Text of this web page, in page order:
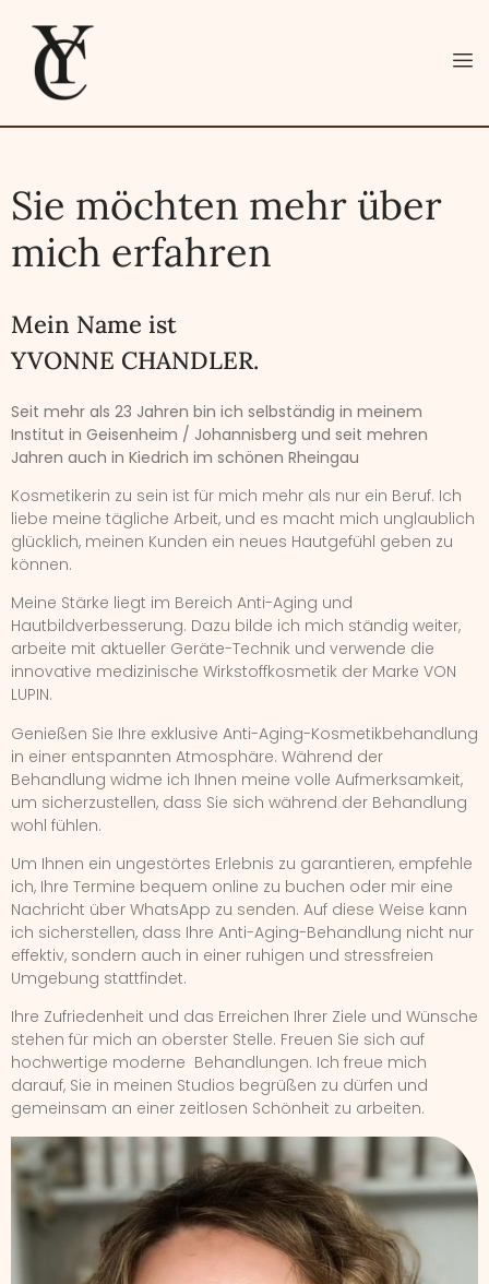
Sie möchten mehr über
mich erfahren
Mein Name ist
YVONNE CHANDLER.
Seit mehr als 23 Jahren bin ich selbständig in meinem
Institut in Geisenheim / Johannisberg und seit mehren
Jahren auch in Kiedrich im schönen Rheingau
Kosmetikerin zu sein ist für mich mehr als nur ein Beruf. Ich
liebe meine tägliche Arbeit, und es macht mich unglaublich
glücklich, meinen Kunden ein neues Hautgefühl geben zu
können.
Meine Stärke liegt im Bereich Anti-Aging und
Hautbildverbesserung. Dazu bilde ich mich ständig weiter,
arbeite mit aktueller Geräte-Technik und verwende die
innovative medizinische Wirkstoffkosmetik der Marke VON
LUPIN.
Genießen Sie Ihre exklusive Anti-Aging-Kosmetikbehandlung
in einer entspannten Atmosphäre. Während der
Behandlung widme ich Ihnen meine volle Aufmerksamkeit,
um sicherzustellen, dass Sie sich während der Behandlung
wohl fühlen.
Um Ihnen ein ungestörtes Erlebnis zu garantieren, empfehle
ich, Ihre Termine bequem online zu buchen oder mir eine
Nachricht über WhatsApp zu senden. Auf diese Weise kann
ich sicherstellen, dass Ihre Anti-Aging-Behandlung nicht nur
effektiv, sondern auch in einer ruhigen und stressfreien
Umgebung stattfindet.
Ihre Zufriedenheit und das Erreichen Ihrer Ziele und Wünsche
stehen für mich an oberster Stelle. Freuen Sie sich auf
hochwertige moderne Behandlungen. Ich freue mich
darauf, Sie in meinen Studios begrüßen zu dürfen und
gemeinsam an einer zeitlosen Schönheit zu arbeiten.